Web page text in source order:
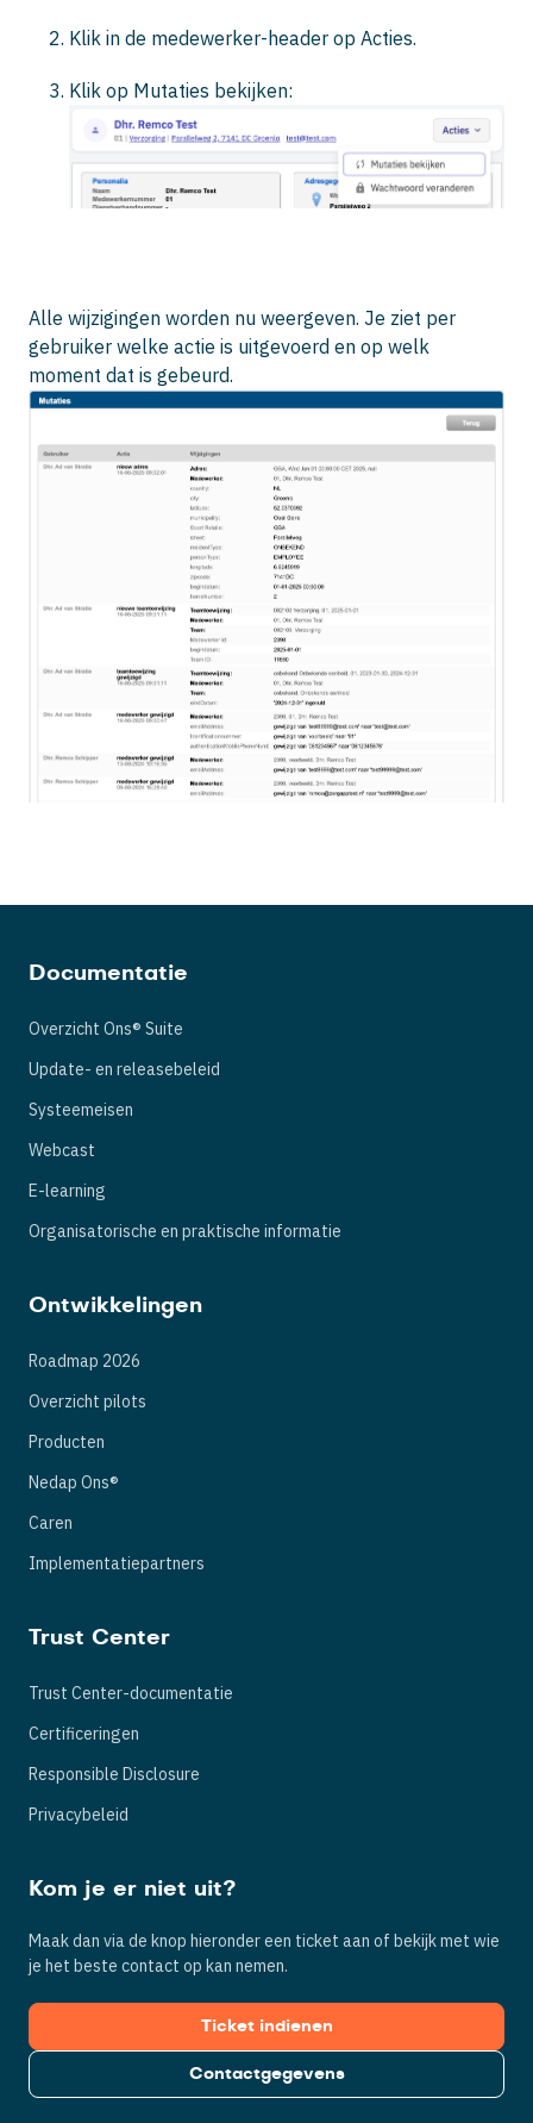
Klik in de medewerker-header op Acties.
Klik op Mutaties bekijken:
Alle wijzigingen worden nu weergeven. Je ziet per
gebruiker welke actie is uitgevoerd en op welk
moment dat is gebeurd.
Documentatie
Overzicht Ons® Suite
Update- en releasebeleid
Systeemeisen
Webcast
E-learning
Organisatorische en praktische informatie
Ontwikkelingen
Roadmap 2026
Overzicht pilots
Producten
Nedap Ons®
Caren
Implementatiepartners
Trust Center
Trust Center-documentatie
Certificeringen
Responsible Disclosure
Privacybeleid
Kom je er niet uit?
Maak dan via de knop hieronder een ticket aan of bekijk met wie
je het beste contact op kan nemen.
Ticket indienen
Contactgegevens